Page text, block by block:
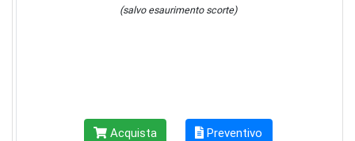
(salvo esaurimento scorte)
Acquista Preventivo